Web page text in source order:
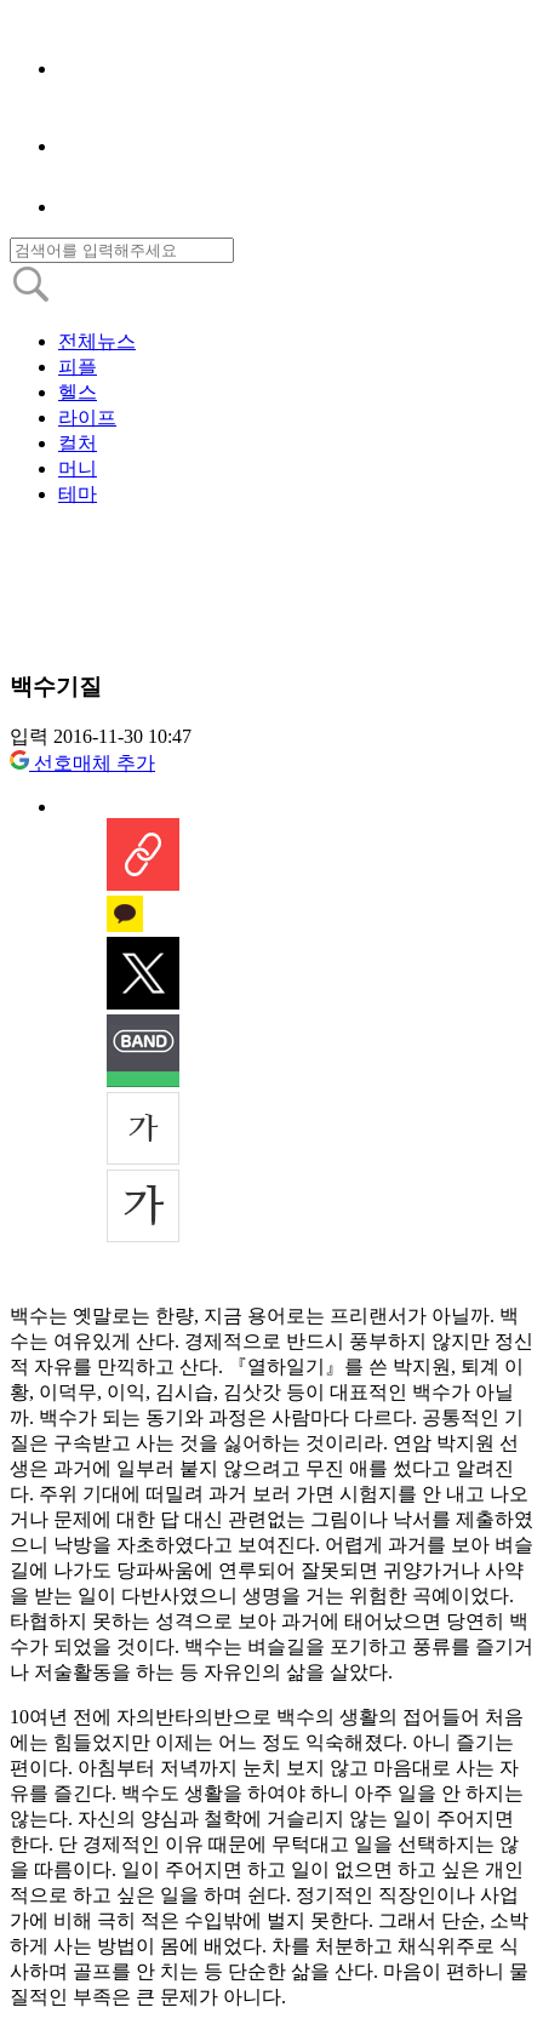
전체뉴스
피플
헬스
라이프
컬처
머니
테마
백수기질
입력 2016-11-30 10:47
선호매체 추가
백수는 옛말로는 한량, 지금 용어로는 프리랜서가 아닐까. 백
수는 여유있게 산다. 경제적으로 반드시 풍부하지 않지만 정신
적 자유를 만끽하고 산다. 『열하일기』를 쓴 박지원, 퇴계 이
황, 이덕무, 이익, 김시습, 김삿갓 등이 대표적인 백수가 아닐
까. 백수가 되는 동기와 과정은 사람마다 다르다. 공통적인 기
질은 구속받고 사는 것을 싫어하는 것이리라. 연암 박지원 선
생은 과거에 일부러 붙지 않으려고 무진 애를 썼다고 알려진
다. 주위 기대에 떠밀려 과거 보러 가면 시험지를 안 내고 나오
거나 문제에 대한 답 대신 관련없는 그림이나 낙서를 제출하였
으니 낙방을 자초하였다고 보여진다. 어렵게 과거를 보아 벼슬
길에 나가도 당파싸움에 연루되어 잘못되면 귀양가거나 사약
을 받는 일이 다반사였으니 생명을 거는 위험한 곡예이었다.
타협하지 못하는 성격으로 보아 과거에 태어났으면 당연히 백
수가 되었을 것이다. 백수는 벼슬길을 포기하고 풍류를 즐기거
나 저술활동을 하는 등 자유인의 삶을 살았다.
10여년 전에 자의반타의반으로 백수의 생활의 접어들어 처음
에는 힘들었지만 이제는 어느 정도 익숙해졌다. 아니 즐기는
편이다. 아침부터 저녁까지 눈치 보지 않고 마음대로 사는 자
유를 즐긴다. 백수도 생활을 하여야 하니 아주 일을 안 하지는
않는다. 자신의 양심과 철학에 거슬리지 않는 일이 주어지면
한다. 단 경제적인 이유 때문에 무턱대고 일을 선택하지는 않
을 따름이다. 일이 주어지면 하고 일이 없으면 하고 싶은 개인
적으로 하고 싶은 일을 하며 쉰다. 정기적인 직장인이나 사업
가에 비해 극히 적은 수입밖에 벌지 못한다. 그래서 단순, 소박
하게 사는 방법이 몸에 배었다. 차를 처분하고 채식위주로 식
사하며 골프를 안 치는 등 단순한 삶을 산다. 마음이 편하니 물
질적인 부족은 큰 문제가 아니다.